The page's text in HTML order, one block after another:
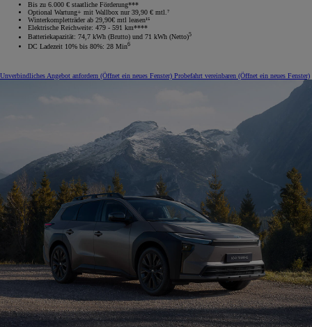
Bis zu 6.000 € staatliche Förderung***
Optional Wartung+ mit Wallbox nur 39,90 € mtl.⁷
Winterkompletträder ab 29,90€ mtl leasen¹⁵
Elektrische Reichweite: 479 - 591 km****
Batteriekapazität: 74,7 kWh (Brutto) und 71 kWh (Netto)5
DC Ladezeit 10% bis 80%: 28 Min6
Unverbindliches Angebot anfordern (Öffnet ein neues Fenster) Probefahrt vereinbaren (Öffnet ein neues Fenster)